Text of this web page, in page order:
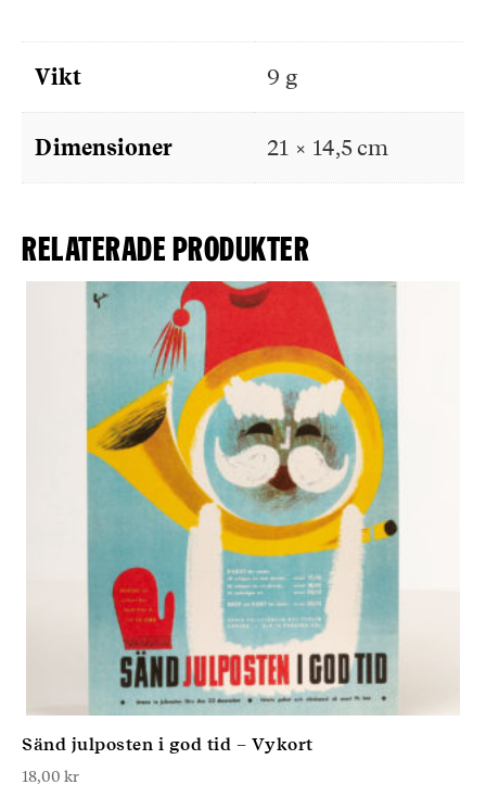
Vikt 9 g
Dimensioner 21 × 14,5 cm
Relaterade produkter
Sänd julposten i god tid – Vykort
18,00 kr